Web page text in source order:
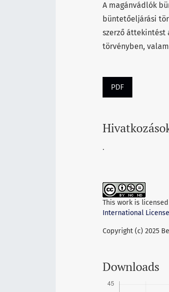
A magánvádlók
büntetőeljárási
szerző áttekintést
törvényben,
PDF
.
This work is
International License
Copyright (c) 2025
Downloads